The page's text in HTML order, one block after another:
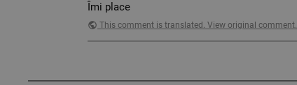
Îmi place
public This comment is translated. View original comment.